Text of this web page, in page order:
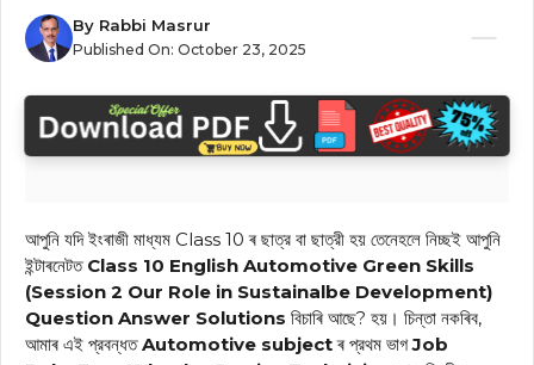
By Rabbi Masrur
Published On: October 23, 2025
আপুনি যদি ইংৰাজী মাধ্যম Class 10 ৰ ছাত্র বা ছাত্রী হয় তেনেহলে নিচ্ছই আপুনি
ইন্টাৰনেটত Class 10 English Automotive Green Skills
(Session 2 Our Role in Sustainalbe Development)
Question Answer Solutions বিচাৰি আছে? হয়। চিন্তা নকৰিব,
আমাৰ এই প্রবন্ধতAutomotive subjectৰ প্রথম ভাগJob